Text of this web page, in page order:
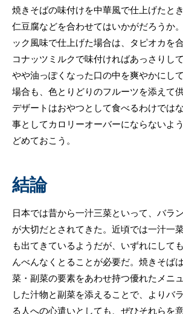
焼きそばの味付けを中華風で仕上げたと
仁豆腐などを合わせてはいかがだろうか
ック風味で仕上げた場合は、タピオカを
コナッツミルクで味付ければあっさりし
やや油っぽくなった口の中を爽やかにし
場合も、色とりどりのフルーツを添えて
デザートはおやつとして食べるわけでは
事としてカロリーオーバーにならないよ
どめておこう。
結論
日本では昔から一汁三菜といって、バラ
が大切だとされてきた。近頃では一汁一
も出てきているようだが、いずれにして
んべんなくとることが必要だ。焼きそば
菜・副菜の要素をあわせ持つ優れたメニ
した汁物と副菜を添えることで、よりバ
る人への心遣いとしても、ぜひそれらを